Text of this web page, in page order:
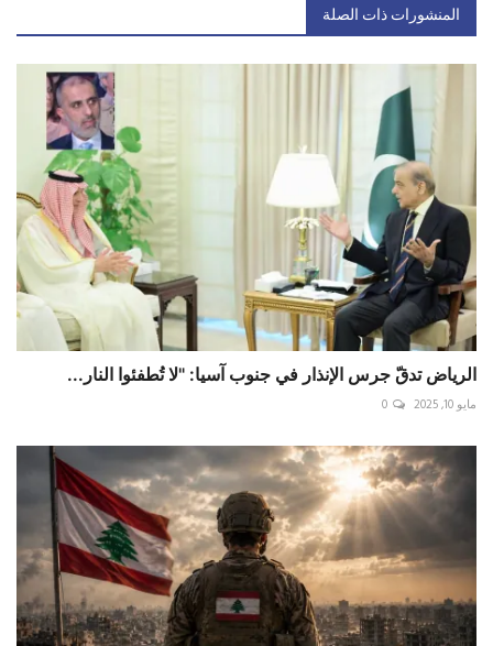
المنشورات ذات الصلة
الرياض تدقّ جرس الإنذار في جنوب آسيا: "لا تُطفئوا النار...
مايو 10, 2025 0